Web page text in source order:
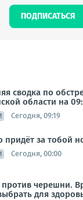
ПОДПИСАТЬСЯ
сводка по
области на
Сегодня, 09:19
придёт за тобой
Сегодня, 00:00
черешни.
для